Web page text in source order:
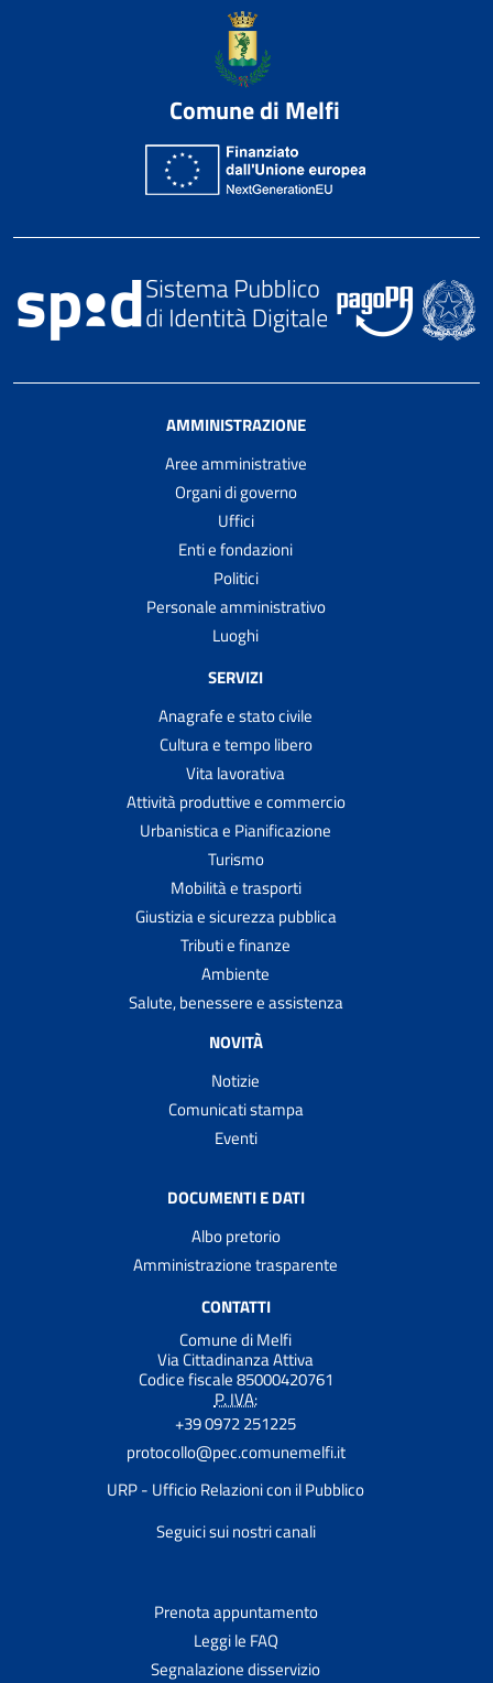
Comune di Melfi
AMMINISTRAZIONE
Aree amministrative
Organi di governo
Uffici
Enti e fondazioni
Politici
Personale amministrativo
Luoghi
SERVIZI
Anagrafe e stato civile
Cultura e tempo libero
Vita lavorativa
Attività produttive e commercio
Urbanistica e Pianificazione
Turismo
Mobilità e trasporti
Giustizia e sicurezza pubblica
Tributi e finanze
Ambiente
Salute, benessere e assistenza
NOVITÀ
Notizie
Comunicati stampa
Eventi
DOCUMENTI E DATI
Albo pretorio
Amministrazione trasparente
CONTATTI
Comune di Melfi
Via Cittadinanza Attiva
Codice fiscale 85000420761
P. IVA:
+39 0972 251225
protocollo@pec.comunemelfi.it
URP - Ufficio Relazioni con il Pubblico
Seguici sui nostri canali
Prenota appuntamento
Leggi le FAQ
Segnalazione disservizio